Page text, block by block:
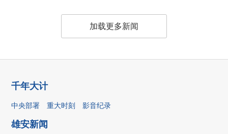
加载更多新闻
千年大计
中央部署 重大时刻 影音纪录
雄安新闻